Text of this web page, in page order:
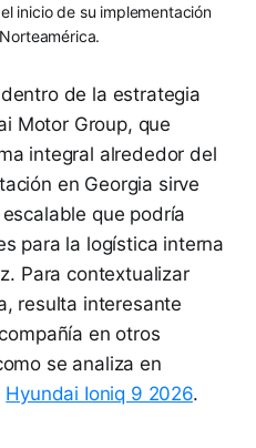
inicio de su implementación
de la estrategia
Motor Group, que
integral alrededor del
en Georgia sirve
que podría
para la logística interna
Para contextualizar
resulta interesante
en otros
se analiza en
Hyundai Ioniq 9 2026.